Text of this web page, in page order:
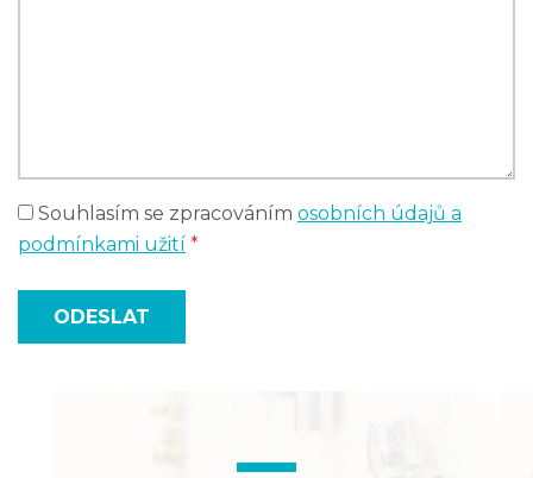
Souhlasím se zpracováním osobních údajů a
podmínkami užití *
ODESLAT